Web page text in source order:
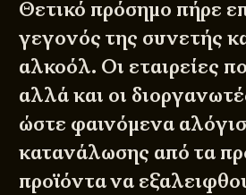
Θετικό πρόσημο πήρε
γεγονός της συνετής
αλκοόλ. Οι εταιρείες
αλλά και οι
ώστε φαινόμενα
κατανάλωσης από τα
προϊόντα να